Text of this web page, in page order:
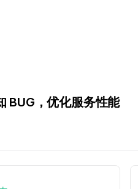
BUG，优化服务性能